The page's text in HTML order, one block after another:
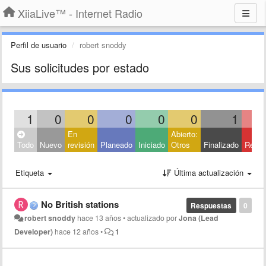
XiiaLive™ - Internet Radio
Perfil de usuario robert snoddy
Sus solicitudes por estado
1 0 0 0 0 0 1
Todo Nuevo
En
revisión Planeado Iniciado
Abierto:
Otros
Finalizado
Etiqueta Última actualización
0
Respuestas
No British stations
robert snoddy hace 13 años•actualizado porJona (Lead
Developer) hace 12 años• 1